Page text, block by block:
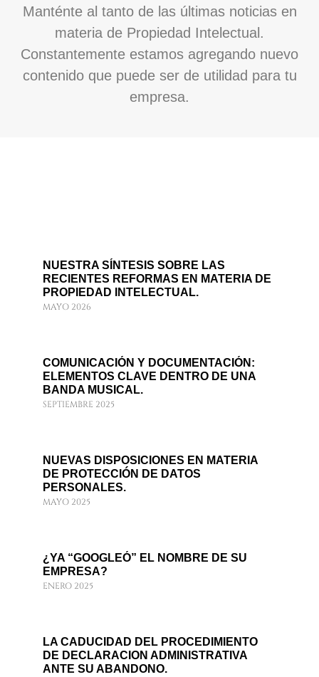
Manténte al tanto de las últimas noticias en
materia de Propiedad Intelectual.
Constantemente estamos agregando nuevo
contenido que puede ser de utilidad para tu
empresa.
NUESTRA SÍNTESIS SOBRE LAS
RECIENTES REFORMAS EN MATERIA DE
PROPIEDAD INTELECTUAL.
MAYO 2026
COMUNICACIÓN Y DOCUMENTACIÓN:
ELEMENTOS CLAVE DENTRO DE UNA
BANDA MUSICAL.
SEPTIEMBRE 2025
NUEVAS DISPOSICIONES EN MATERIA
DE PROTECCIÓN DE DATOS
PERSONALES.
MAYO 2025
¿YA “GOOGLEÓ” EL NOMBRE DE SU
EMPRESA?
ENERO 2025
LA CADUCIDAD DEL PROCEDIMIENTO
DE DECLARACION ADMINISTRATIVA
ANTE SU ABANDONO.